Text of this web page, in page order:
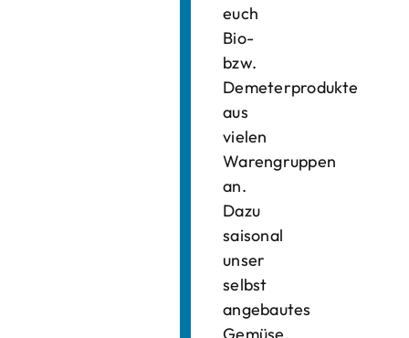
euch
Bio-
bzw.
Demeterprodukte
aus
vielen
Warengruppen
an.
Dazu
saisonal
unser
selbst
angebautes